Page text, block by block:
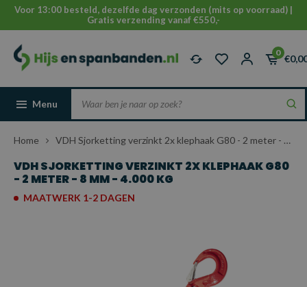
Voor 13:00 besteld, dezelfde dag verzonden (mits op voorraad) |
Gratis verzending vanaf €550,-
0
Menu
Home VDH Sjorketting verzinkt 2x klephaak G80 - 2 meter - 8 mm - 4.000 kg
VDH SJORKETTING VERZINKT 2X KLEPHAAK G80
- 2 METER - 8 MM - 4.000 KG
MAATWERK 1-2 DAGEN